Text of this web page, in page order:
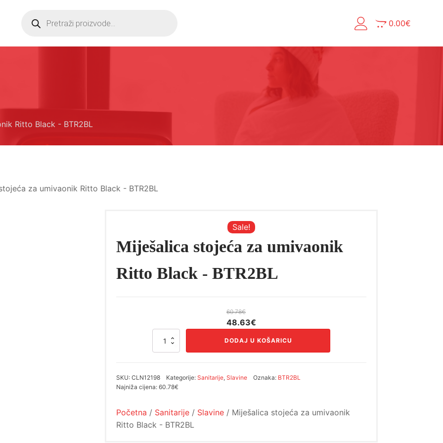
Products
search
0.00€
Ritto Black - BTR2BL
za umivaonik Ritto Black - BTR2BL
Sale!
Miješalica stojeća za umivaonik
Ritto Black - BTR2BL
60.78€
Izvorna
48.63€
cijena
Miješalica
Ritto
Black
količina
DODAJ U KOŠARICU
SKU:CLN12198 Kategorije:Sanitarije,Slavine Oznaka: BTR2BL
Najniža cijena:60.78€
Početna / Sanitarije / Slavine / Miješalica stojeća za umivaonik
Ritto Black - BTR2BL